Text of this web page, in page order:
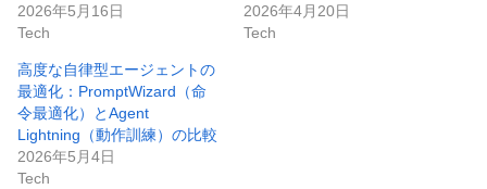
2026年5月16日
Tech
2026年4月20日
Tech
高度な自律型エージェントの
最適化：PromptWizard（命
令最適化）とAgent
Lightning（動作訓練）の比較
2026年5月4日
Tech